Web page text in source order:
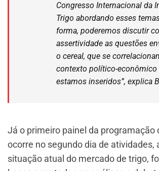
Congresso Internacional da
Trigo abordando esses
forma, poderemos discutir
assertividade as questões
o cereal, que se
contexto político-econômico
estamos inseridos”, explica
Já o primeiro painel da programação
ocorre no segundo dia de atividades,
situação atual do mercado de trigo,